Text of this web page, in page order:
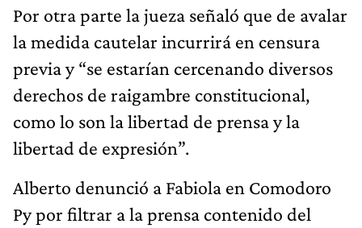
Por otra parte la jueza señaló que de avalar
la medida cautelar incurrirá en censura
previa y “se estarían cercenando diversos
derechos de raigambre constitucional,
como lo son la libertad de prensa y la
libertad de expresión”.
Alberto denunció a Fabiola en Comodoro
Py por filtrar a la prensa contenido del